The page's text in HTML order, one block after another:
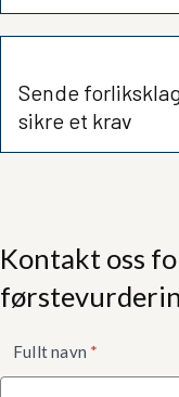
Sende
sikre et krav
Kontakt oss
nede
Fullt navn *